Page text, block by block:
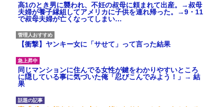
高1のとき男に襲われ、不妊の叔母に頼まれて出産。→叔母
夫婦が養子縁組してアメリカに子供を連れ帰った。→9・11
で叔母夫婦が亡くなってしまい…
【衝撃】ヤンキー女に「サせて」って言った結果
同じマンションに住んでる女性が鍵をわかりやすいところ
に隠している事に気づいた俺「忍びこんでみよう！」→ 結
果